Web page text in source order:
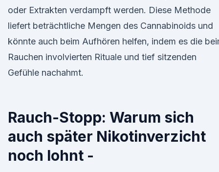
oder Extrakten verdampft werden. Diese Methode
liefert beträchtliche Mengen des Cannabinoids und
könnte auch beim Aufhören helfen, indem es die
Rauchen involvierten Rituale und tief sitzenden
Gefühle nachahmt.
Rauch-Stopp: Warum sich
auch später Nikotinverzicht
noch lohnt -